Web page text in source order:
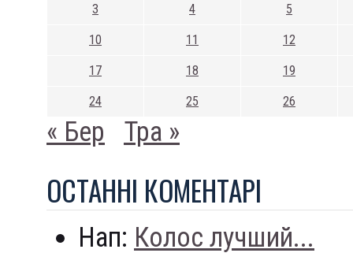
3 4 5
10 11 12
17 18 19
24 25 26
« Бер Тра »
ОСТАННI КОМЕНТАРI
Нап: Колос лучший...